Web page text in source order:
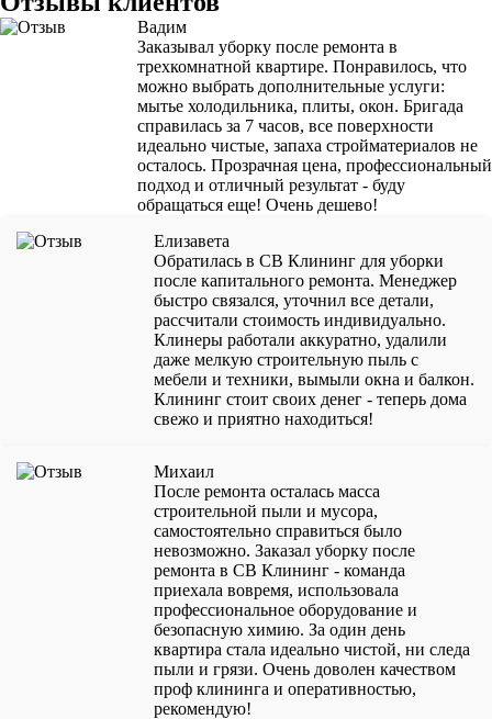
Вадим
Заказывал уборку после ремонта в
трехкомнатной квартире. Понравилось, что
можно выбрать дополнительные услуги:
мытье холодильника, плиты, окон. Бригада
справилась за 7 часов, все поверхности
идеально чистые, запаха стройматериалов не
осталось. Прозрачная цена, профессиональный
подход и отличный результат - буду
обращаться еще! Очень дешево!
Елизавета
Обратилась в СВ Клининг для уборки
после капитального ремонта. Менеджер
быстро связался, уточнил все детали,
рассчитали стоимость индивидуально.
Клинеры работали аккуратно, удалили
даже мелкую строительную пыль с
мебели и техники, вымыли окна и балкон.
Клининг стоит своих денег - теперь дома
свежо и приятно находиться!
Михаил
После ремонта осталась масса
строительной пыли и мусора,
самостоятельно справиться было
невозможно. Заказал уборку после
ремонта в СВ Клининг - команда
приехала вовремя, использовала
профессиональное оборудование и
безопасную химию. За один день
квартира стала идеально чистой, ни следа
пыли и грязи. Очень доволен качеством
проф клининга и оперативностью,
рекомендую!